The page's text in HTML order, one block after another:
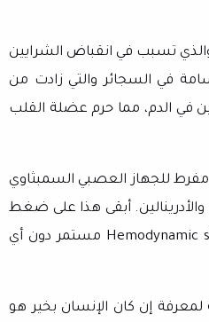
والذي تسبب في انقباض الشرايين
في السجائر والتي زادت من
في الدم، مما حرم عضلة القلب
للجهاز العصبي السمبثاوي
أبقى هذا على ضغط
Hemodynamic مستمر دون أي
إن كان الإنسان بخير هو